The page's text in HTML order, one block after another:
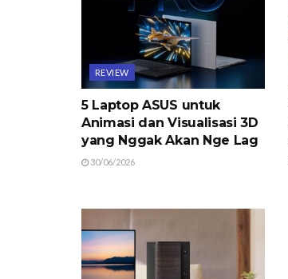
REVIEW
5 Laptop ASUS untuk
Animasi dan Visualisasi 3D
yang Nggak Akan Nge Lag
30/06/2026